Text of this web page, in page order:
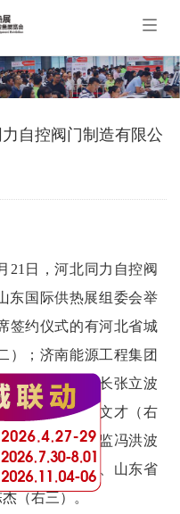
自控阀门制造有限公
21日，河北同力自控阀
东国际供热展组委会举
签约仪式的有河北省城
）；济南能源工程集团
支书记、董事长张立波
秘书处主任李文才（右
限公司研发总监冯洪波
限公司总经理、山东省
（右三）。